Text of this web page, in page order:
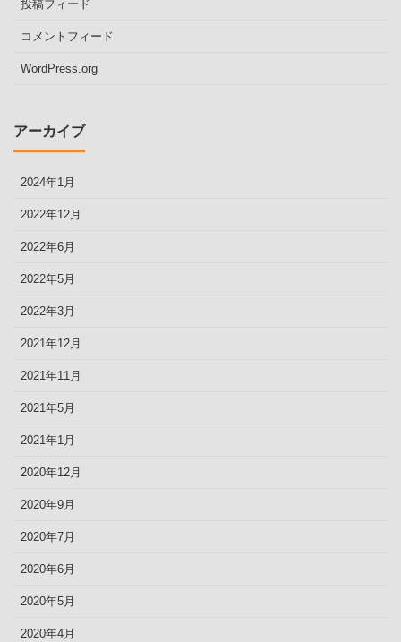
投稿フィード
コメントフィード
WordPress.org
アーカイブ
2024年1月
2022年12月
2022年6月
2022年5月
2022年3月
2021年12月
2021年11月
2021年5月
2021年1月
2020年12月
2020年9月
2020年7月
2020年6月
2020年5月
2020年4月